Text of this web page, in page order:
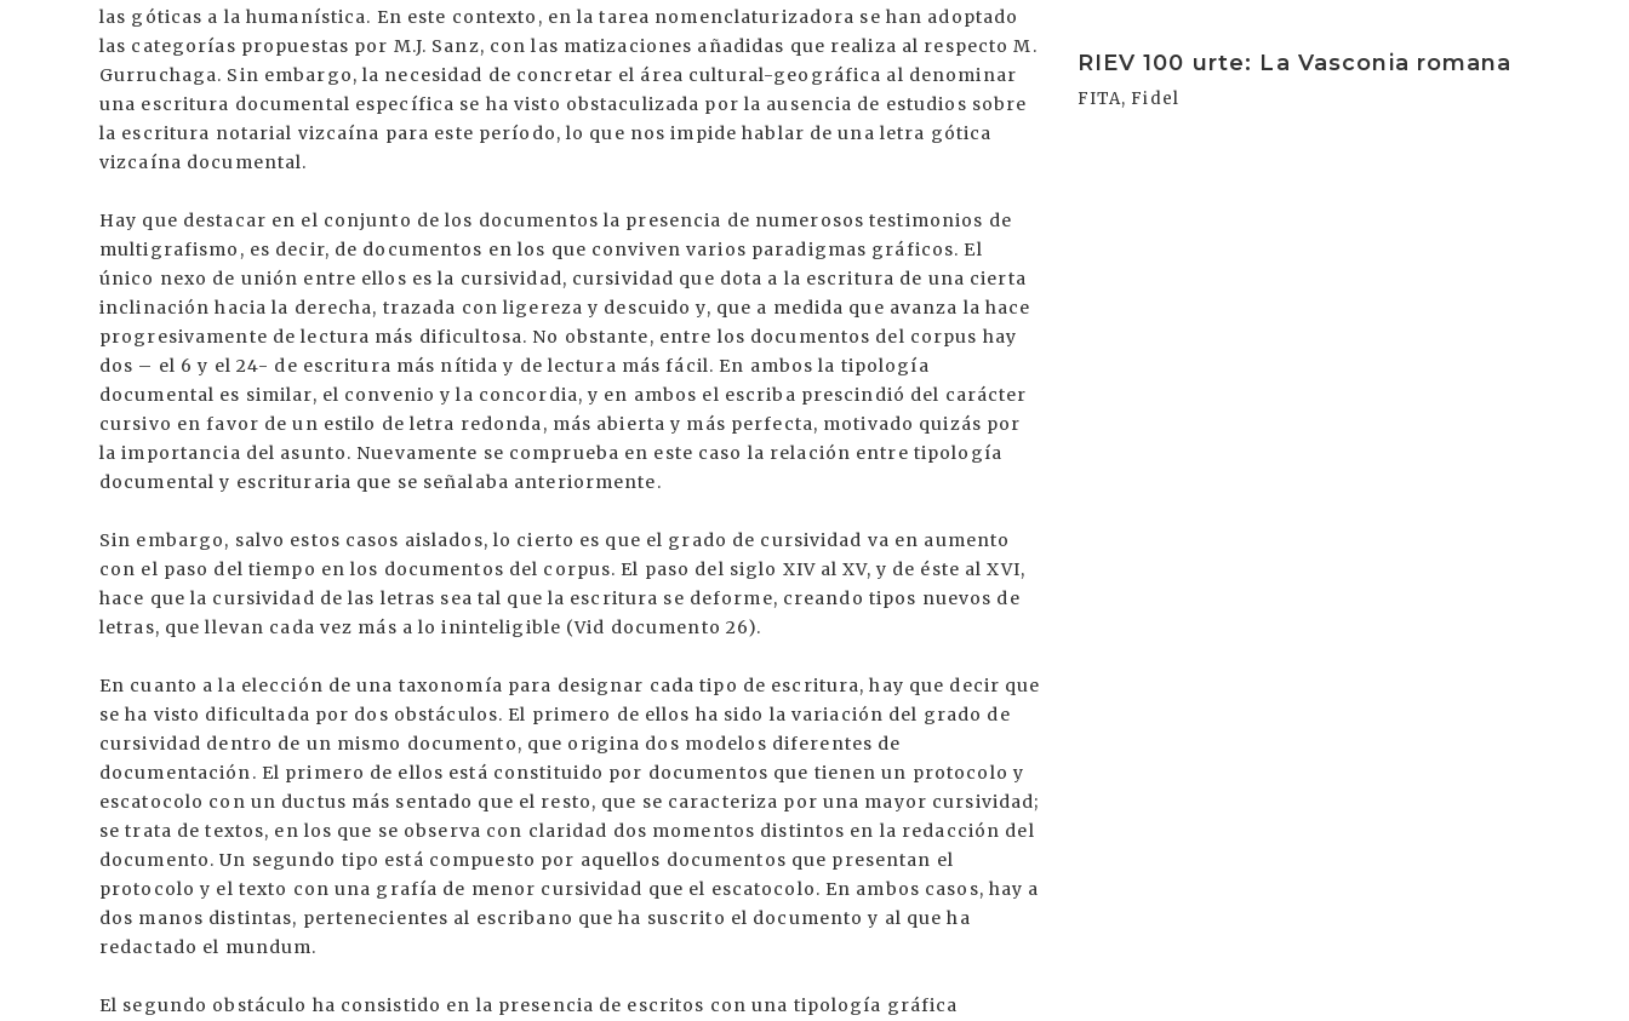
las góticas a la humanística. En este contexto, en la tarea nomenclaturizadora se han adoptado
las categorías propuestas por M.J. Sanz, con las matizaciones añadidas que realiza al respecto M.
Gurruchaga. Sin embargo, la necesidad de concretar el área cultural-geográfica al denominar
una escritura documental específica se ha visto obstaculizada por la ausencia de estudios sobre
la escritura notarial vizcaína para este período, lo que nos impide hablar de una letra gótica
vizcaína documental.
Hay que destacar en el conjunto de los documentos la presencia de numerosos testimonios de
multigrafismo, es decir, de documentos en los que conviven varios paradigmas gráficos. El
único nexo de unión entre ellos es la cursividad, cursividad que dota a la escritura de una cierta
inclinación hacia la derecha, trazada con ligereza y descuido y, que a medida que avanza la hace
progresivamente de lectura más dificultosa. No obstante, entre los documentos del corpus hay
dos – el 6 y el 24- de escritura más nítida y de lectura más fácil. En ambos la tipología
documental es similar, el convenio y la concordia, y en ambos el escriba prescindió del carácter
cursivo en favor de un estilo de letra redonda, más abierta y más perfecta, motivado quizás por
la importancia del asunto. Nuevamente se comprueba en este caso la relación entre tipología
documental y escrituraria que se señalaba anteriormente.
Sin embargo, salvo estos casos aislados, lo cierto es que el grado de cursividad va en aumento
con el paso del tiempo en los documentos del corpus. El paso del siglo XIV al XV, y de éste al XVI,
hace que la cursividad de las letras sea tal que la escritura se deforme, creando tipos nuevos de
letras, que llevan cada vez más a lo ininteligible (Vid documento 26).
En cuanto a la elección de una taxonomía para designar cada tipo de escritura, hay que decir que
se ha visto dificultada por dos obstáculos. El primero de ellos ha sido la variación del grado de
cursividad dentro de un mismo documento, que origina dos modelos diferentes de
documentación. El primero de ellos está constituido por documentos que tienen un protocolo y
escatocolo con un ductus más sentado que el resto, que se caracteriza por una mayor cursividad;
se trata de textos, en los que se observa con claridad dos momentos distintos en la redacción del
documento. Un segundo tipo está compuesto por aquellos documentos que presentan el
protocolo y el texto con una grafía de menor cursividad que el escatocolo. En ambos casos, hay a
dos manos distintas, pertenecientes al escribano que ha suscrito el documento y al que ha
redactado el mundum.
El segundo obstáculo ha consistido en la presencia de escritos con una tipología gráfica
RIEV 100 urte: La Vasconia romana
FITA, Fidel